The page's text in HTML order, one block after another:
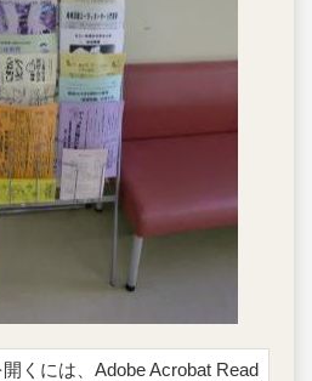
くには、Adobe Acrobat Read